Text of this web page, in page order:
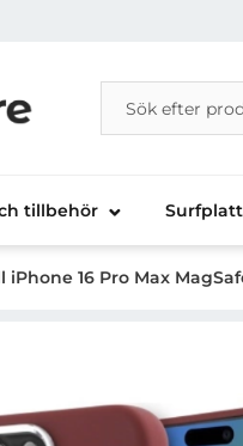
Telecom AB
Sök
Sök på Danira
tillbehör
16 Pro Max
med